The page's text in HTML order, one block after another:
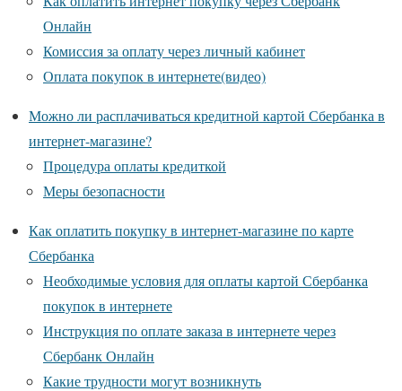
Онлайн
Комиссия за оплату через личный кабинет
Оплата покупок в интернете(видео)
Можно ли расплачиваться кредитной картой Сбербанка в
интернет-магазине?
Процедура оплаты кредиткой
Меры безопасности
Как оплатить покупку в интернет-магазине по карте
Сбербанка
Необходимые условия для оплаты картой Сбербанка
покупок в интернете
Инструкция по оплате заказа в интернете через
Сбербанк Онлайн
Какие трудности могут возникнуть